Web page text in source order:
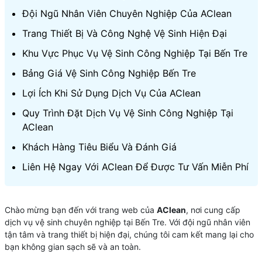
Đội Ngũ Nhân Viên Chuyên Nghiệp Của AClean
Trang Thiết Bị Và Công Nghệ Vệ Sinh Hiện Đại
Khu Vực Phục Vụ Vệ Sinh Công Nghiệp Tại Bến Tre
Bảng Giá Vệ Sinh Công Nghiệp Bến Tre
Lợi Ích Khi Sử Dụng Dịch Vụ Của AClean
Quy Trình Đặt Dịch Vụ Vệ Sinh Công Nghiệp Tại
AClean
Khách Hàng Tiêu Biểu Và Đánh Giá
Liên Hệ Ngay Với AClean Để Được Tư Vấn Miễn Phí
Chào mừng bạn đến với trang web của AClean, nơi cung cấp
dịch vụ vệ sinh chuyên nghiệp tại Bến Tre. Với đội ngũ nhân viên
tận tâm và trang thiết bị hiện đại, chúng tôi cam kết mang lại cho
bạn không gian sạch sẽ và an toàn.